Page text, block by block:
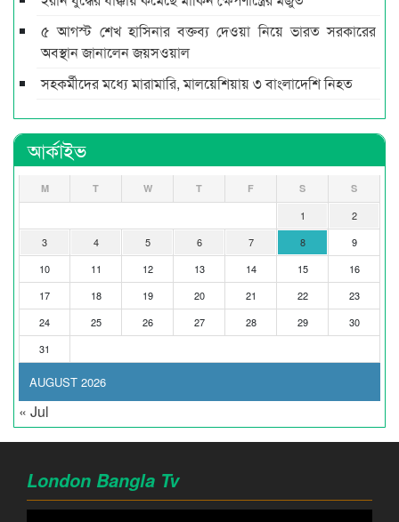
৫ আগস্ট শেখ হাসিনার বক্তব্য দেওয়া নিয়ে ভারত সরকারের
অবস্থান জানালেন জয়সওয়াল
সহকর্মীদের মধ্যে মারামারি, মালয়েশিয়ায় ৩ বাংলাদেশি নিহত
আর্কাইভ
AUGUST 2026
M T W T F S S
1
2
3
4 5 6 7 8
9
10
11 12 13 14 15
16
17
18 19 20 21 22
23
24
25 26 27 28 29
30
31
« Jul
London Bangla Tv